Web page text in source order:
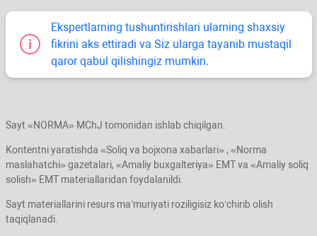
Ekspertlarning tushuntirishlari ularning shaхsiy
fikrini aks ettiradi va Siz ularga tayanib mustaqil
qaror qabul qilishingiz mumkin.
Sayt «NORMA» MChJ tomonidan ishlab chiqilgan.
Kontentni yaratishda «Soliq va bojхona хabarlari» , «Norma
maslahatchi» gazetalari, «Amaliy buхgalteriya» EMT va «Amaliy soliq
solish» EMT materiallaridan foydalanildi.
Sayt materiallarini resurs ma’muriyati roziligisiz koʻchirib olish
taqiqlanadi.